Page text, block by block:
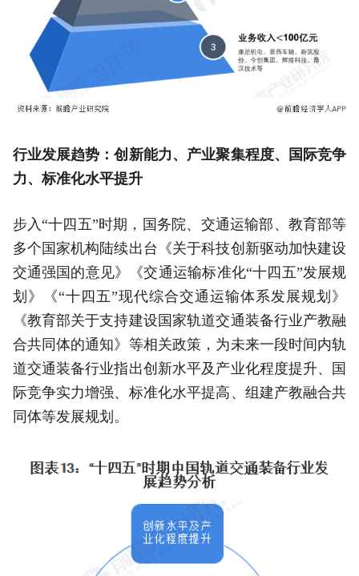
行业发展趋势：创新能力、产业聚集程度、国际竞争
力、标准化水平提升
步入“十四五”时期，国务院、交通运输部、教育部等
多个国家机构陆续出台《关于科技创新驱动加快建设
交通强国的意见》《交通运输标准化“十四五”发展规
划》《“十四五”现代综合交通运输体系发展规划》
《教育部关于支持建设国家轨道交通装备行业产教融
合共同体的通知》等相关政策，为未来一段时间内轨
道交通装备行业指出创新水平及产业化程度提升、国
际竞争实力增强、标准化水平提高、组建产教融合共
同体等发展规划。